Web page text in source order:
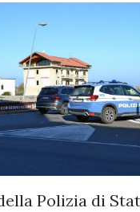
Polizia di